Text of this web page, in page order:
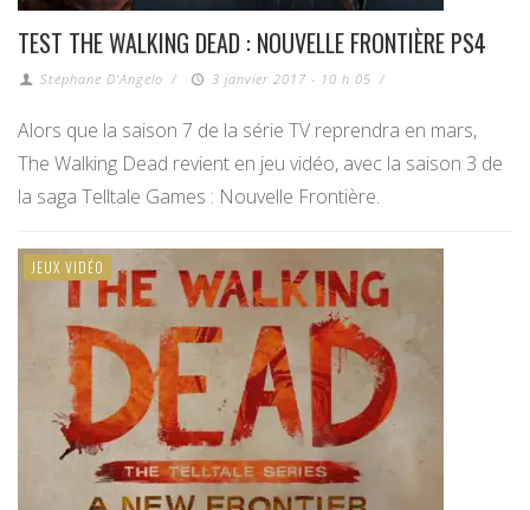
TEST THE WALKING DEAD : NOUVELLE FRONTIÈRE PS4
Stéphane D'Angelo / 3 janvier 2017 - 10 h 05 /
Alors que la saison 7 de la série TV reprendra en mars,
The Walking Dead revient en jeu vidéo, avec la saison 3 de
la saga Telltale Games : Nouvelle Frontière.
JEUX VIDÉO